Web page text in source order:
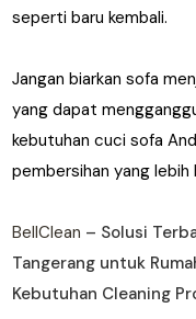
seperti baru kembali.
Jangan biarkan sofa
yang dapat
kebutuhan cuci sofa
pembersihan yang lebih
BellClean – Solusi
Tangerang untuk
Kebutuhan Cleaning